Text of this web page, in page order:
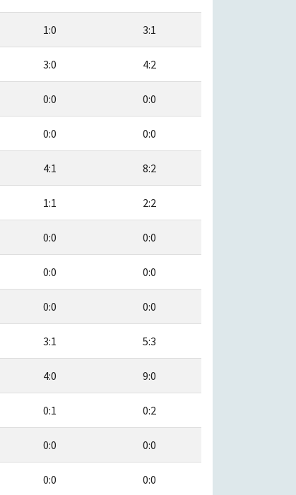
1:0 3:1
3:0 4:2
0:0 0:0
0:0 0:0
4:1 8:2
1:1 2:2
0:0 0:0
0:0 0:0
0:0 0:0
3:1 5:3
4:0 9:0
0:1 0:2
0:0 0:0
0:0 0:0